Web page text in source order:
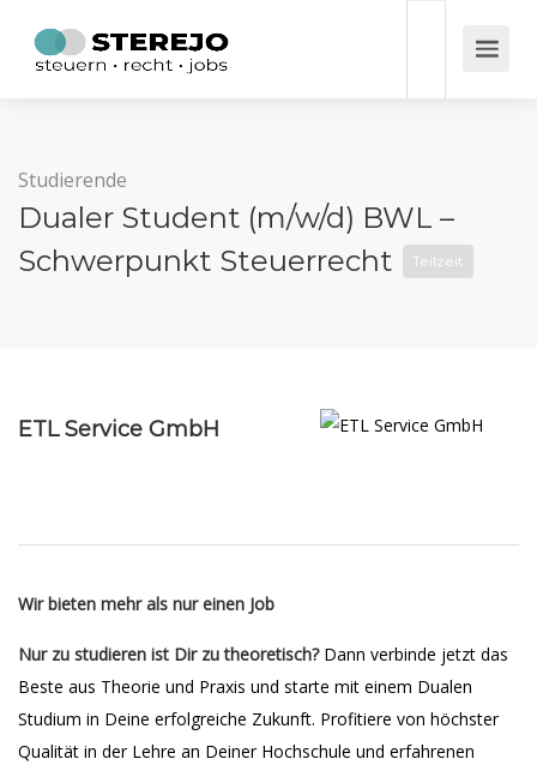
Studierende
Dualer Student (m/w/d) BWL –
Schwerpunkt Steuerrecht
Teilzeit
ETL Service GmbH
Wir bieten mehr als nur einen Job
Nur zu studieren ist Dir zu theoretisch? Dann verbinde jetzt das
Beste aus Theorie und Praxis und starte mit einem Dualen
Studium in Deine erfolgreiche Zukunft. Profitiere von höchster
Qualität in der Lehre an Deiner Hochschule und erfahrenen